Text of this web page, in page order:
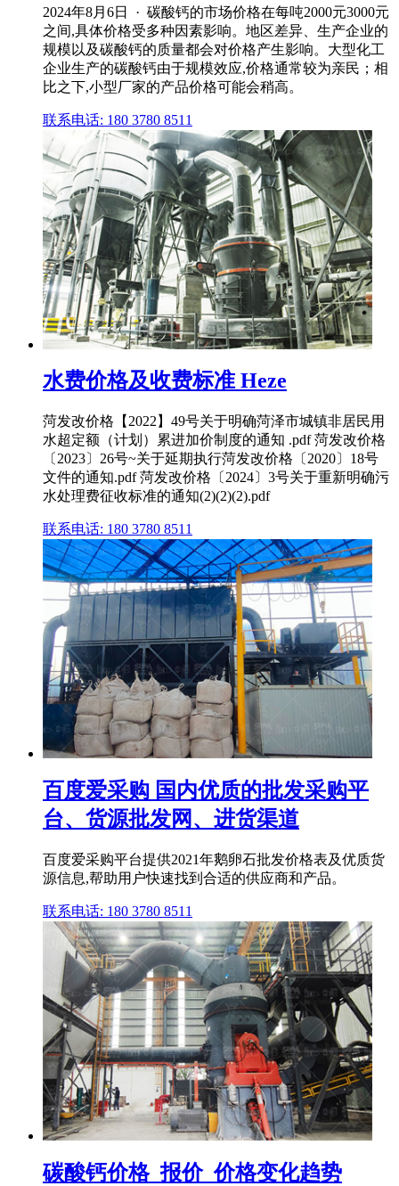
2024年8月6日 · 碳酸钙的市场价格在每吨2000元3000元
之间,具体价格受多种因素影响。地区差异、生产企业的
规模以及碳酸钙的质量都会对价格产生影响。大型化工
企业生产的碳酸钙由于规模效应,价格通常较为亲民；相
比之下,小型厂家的产品价格可能会稍高。
联系电话: 180 3780 8511
水费价格及收费标准 Heze
菏发改价格【2022】49号关于明确菏泽市城镇非居民用
水超定额（计划）累进加价制度的通知 .pdf 菏发改价格
〔2023〕26号~关于延期执行菏发改价格〔2020〕18号
文件的通知.pdf 菏发改价格〔2024〕3号关于重新明确污
水处理费征收标准的通知(2)(2)(2).pdf
联系电话: 180 3780 8511
百度爱采购 国内优质的批发采购平
台、货源批发网、进货渠道
百度爱采购平台提供2021年鹅卵石批发价格表及优质货
源信息,帮助用户快速找到合适的供应商和产品。
联系电话: 180 3780 8511
碳酸钙价格_报价_价格变化趋势